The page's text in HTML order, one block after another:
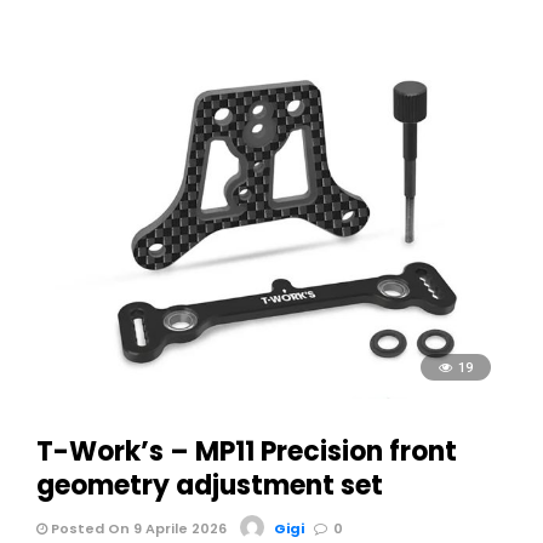
19
T-Work’s – MP11 Precision front
geometry adjustment set
Posted On 9 Aprile 2026 Gigi 0